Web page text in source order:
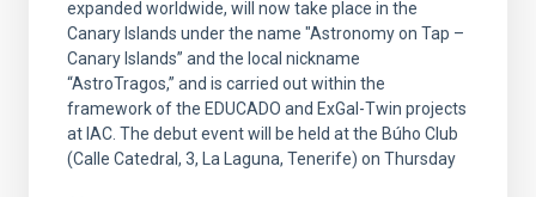
expanded worldwide, will now take place in the
Canary Islands under the name "Astronomy on Tap –
Canary Islands” and the local nickname
“AstroTragos,” and is carried out within the
framework of the EDUCADO and ExGal-Twin projects
at IAC. The debut event will be held at the Búho Club
(Calle Catedral, 3, La Laguna, Tenerife) on Thursday